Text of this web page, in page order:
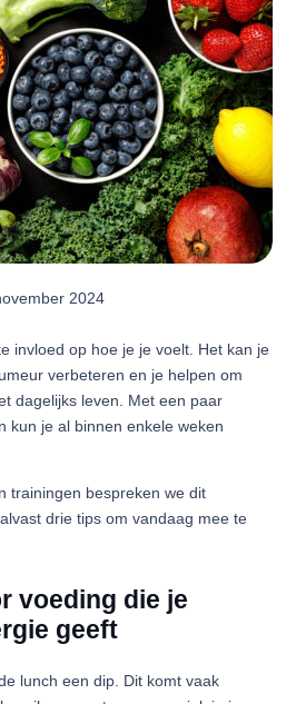
2024
invloed op hoe je je voelt. Het kan je
verbeteren en je helpen om
dagelijks leven. Met een paar
kun je al binnen enkele weken
trainingen bespreken we dit
drie tips om vandaag mee te
voeding die je
geeft
lunch een dip. Dit komt vaak